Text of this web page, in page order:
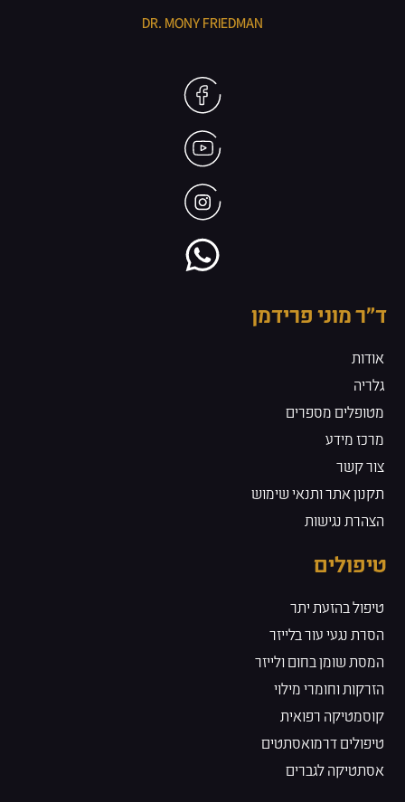
DR. MONY FRIEDMAN
ד״ר מוני פרידמן
אודות
גלריה
מטופלים מספרים
מרכז מידע
צור קשר
תקנון אתר ותנאי שימוש
הצהרת נגישות
טיפולים
טיפול בהזעת יתר
הסרת נגעי עור בלייזר
המסת שומן בחום ולייזר
הזרקות וחומרי מילוי
קוסמטיקה רפואית
טיפולים דרמואסתטים
אסתטיקה לגברים